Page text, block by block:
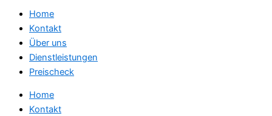
Home
Kontakt
Über uns
Dienstleistungen
Preischeck
Home
Kontakt